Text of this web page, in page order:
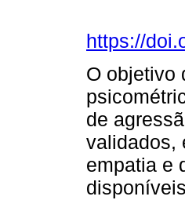
https://
O objetivo
de
validados,
empatia e